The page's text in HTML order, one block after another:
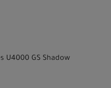
U4000 GS Shadow